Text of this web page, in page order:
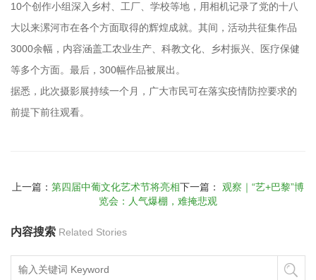
10个创作小组深入乡村、工厂、学校等地，用相机记录了党的十八
大以来漯河市在各个方面取得的辉煌成就。其间，活动共征集作品
3000余幅，内容涵盖工农业生产、科教文化、乡村振兴、医疗保健
等多个方面。最后，300幅作品被展出。
据悉，此次摄影展持续一个月，广大市民可在落实疫情防控要求的
前提下前往观看。
上一篇： 第四届中葡文化艺术节将亮相下一篇： 观察｜“艺+巴黎”博
览会：人气爆棚，难掩悲观
内容搜索 Related Stories